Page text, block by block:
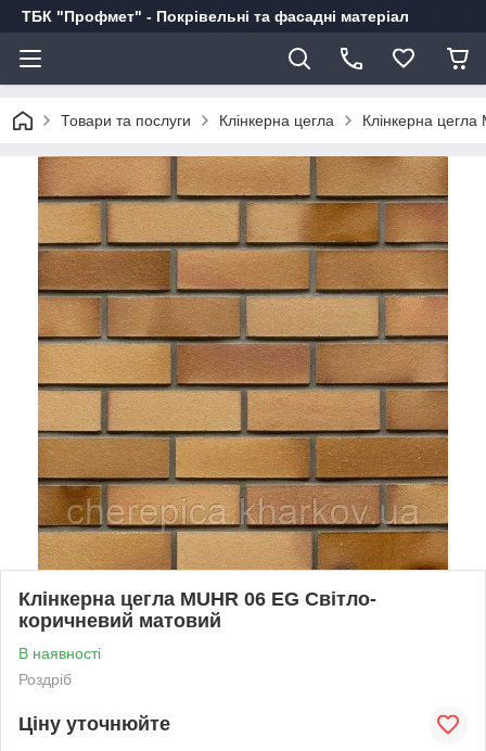
ТБК "Профмет" - Покрівельні та фасадні матеріал
Товари та послуги Клінкерна цегла Клінкерна цегла
Клінкерна цегла MUHR 06 EG Світло-
коричневий матовий
В наявності
Роздріб
Ціну уточнюйте